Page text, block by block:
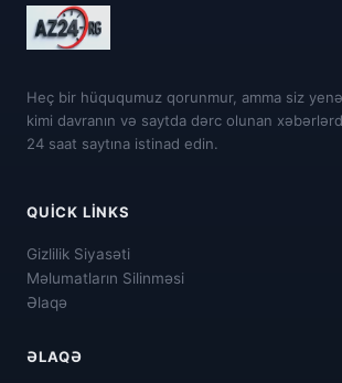
Heç bir hüququmuz qorunmur, amma siz
kimi davranın və saytda dərc olunan
24 saat saytına istinad edin.
QUICK LINKS
Gizlilik Siyasəti
Məlumatların Silinməsi
Əlaqə
ƏLAQƏ